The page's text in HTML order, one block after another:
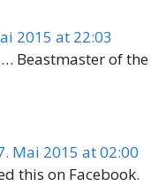
2015 at 22:03
Beastmaster of
Mai 2015 at 02:00
this on Facebook.